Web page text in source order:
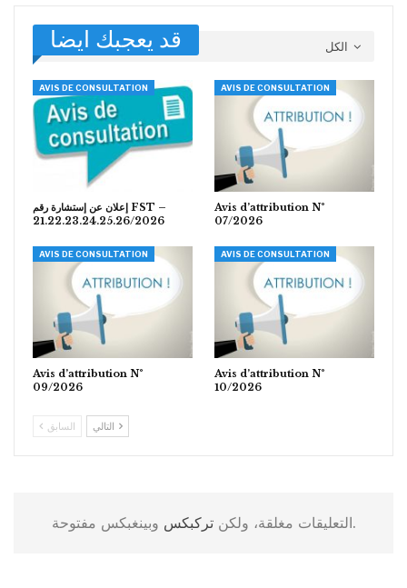
قد يعجبك ايضا
AVIS DE CONSULTATION
إعلان عن إستشارة رقم FST –
21.22.23.24.25.26/2026
AVIS DE CONSULTATION
Avis d’attribution N°
07/2026
AVIS DE CONSULTATION
Avis d’attribution N°
09/2026
AVIS DE CONSULTATION
Avis d’attribution N°
10/2026
السابق
التعليقات مغلقة، ولكنتركبكس وبينغبكس مفتوحة.